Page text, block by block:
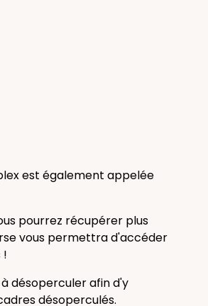
est également appelée
pourrez récupérer plus
vous permettra d'accéder
!
désoperculerafin d'y
désoperculés.